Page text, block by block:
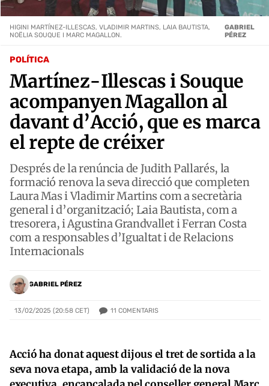
POLÍTICA
Martínez-Illescas i Souque
acompanyen Magallon al
davant d’Acció, que es marca
el repte de créixer
Després de la renúncia de Judith Pallarés, la
formació renova la seva direcció que completen
Laura Mas i Vladimir Martins com a secretària
general i d’organització; Laia Bautista, com a
tresorera, i Agustina Grandvallet i Ferran Costa
com a responsables d’Igualtat i de Relacions
Internacionals
GABRIEL PÉREZ
13/02/2025 (20:58 CET) 11 COMENTARIS
HIGINI MARTÍNEZ-ILLESCAS, VLADIMIR MARTINS, LAIA BAUTISTA,
NOËLIA SOUQUE I MARC MAGALLON.
GABRIEL
PÉREZ
Acció ha donat aquest dijous el tret de sortida a la
seva nova etapa, amb la validació de la nova